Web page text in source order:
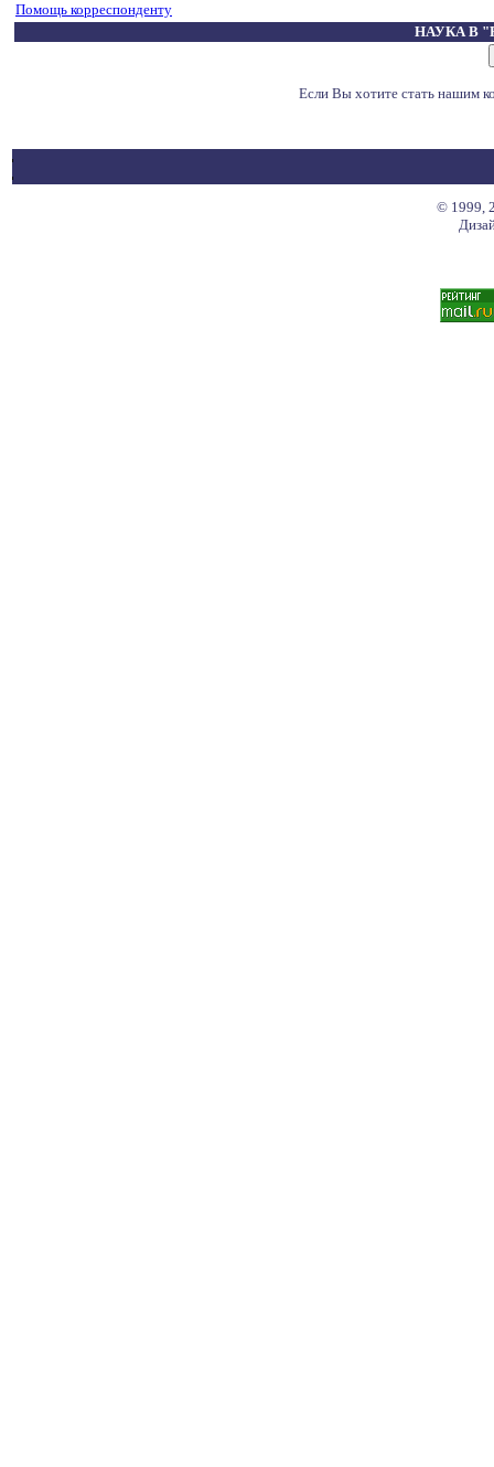
Помощь корреспонденту
НАУКА В
Если Вы хотите стать нашим
© 1999,